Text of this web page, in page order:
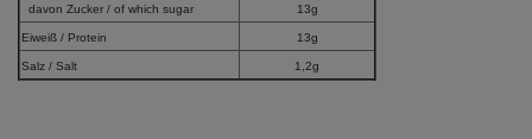
davon Zucker / of which sugar 13g
Eiweiß / Protein 13g
Salz / Salt 1,2g